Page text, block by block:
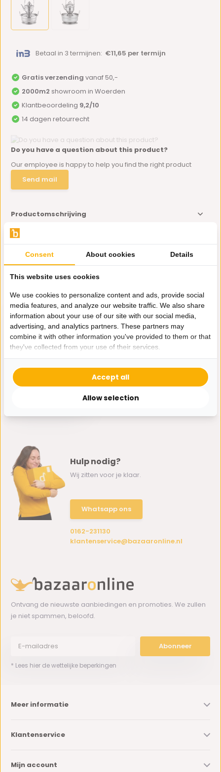
Betaal in 3 termijnen: €11,65 per termijn
Gratis verzending vanaf 50,-
2000m2 showroom in Woerden
Klantbeoordeling 9,2/10
14 dagen retourrecht
Do you have a question about this product?
Our employee is happy to help you find the right product
Send mail
Productomschrijving
Specificaties
Delen
Eerder bekeken door jou
Marokkaanse
Chlal/Tasa - met
Hulp nodig?
Wij zitten voor je klaar.
Whatsapp ons
0162-231130
klantenservice@bazaaronline.nl
Ontvang de nieuwste aanbiedingen en promoties. We zullen
je niet spammen, beloofd.
Abonneer
* Lees hier de wettelijke beperkingen
Meer informatie
Klantenservice
Mijn account
Consent About cookies Details
This website uses cookies
We use cookies to personalize content and ads, provide social
media features, and analyze our website traffic. We also share
information about your use of our site with our social media,
advertising, and analytics partners. These partners may
combine it with other information you've provided to them or that
they've collected from your use of their services.
Allow selection
Accept all